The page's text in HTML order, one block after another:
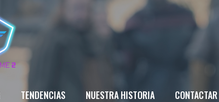
TENDENCIAS NUESTRA HISTORIA CONTACTAR